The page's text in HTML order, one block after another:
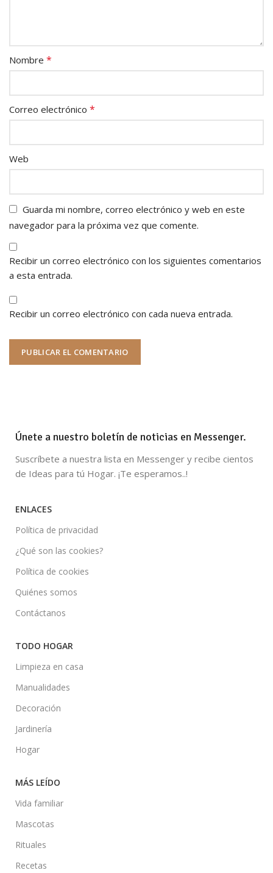
Nombre *
Correo electrónico *
Web
Guarda mi nombre, correo electrónico y web en este
navegador para la próxima vez que comente.
Recibir un correo electrónico con los siguientes comentarios
a esta entrada.
Recibir un correo electrónico con cada nueva entrada.
Únete a nuestro boletín de noticias en Messenger.
Suscríbete a nuestra lista en Messenger y recibe cientos
de Ideas para tú Hogar. ¡Te esperamos..!
ENLACES
Política de privacidad
¿Qué son las cookies?
Política de cookies
Quiénes somos
Contáctanos
TODO HOGAR
Limpieza en casa
Manualidades
Decoración
Jardinería
Hogar
MÁS LEÍDO
Vida familiar
Mascotas
Rituales
Recetas